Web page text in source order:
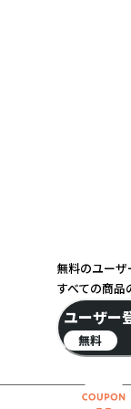
無料のユーザ
すべての商品
ユーザー
無料